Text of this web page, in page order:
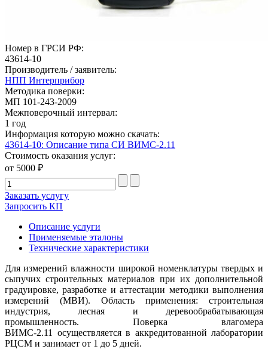
Номер в ГРСИ РФ:
43614-10
Производитель / заявитель:
НПП Интерприбор
Методика поверки:
МП 101-243-2009
Межповерочный интервал:
1 год
Информация которую можно скачать:
43614-10: Описание типа СИ ВИМС-2.11
Стоимость оказания услуг:
от 5000 ₽
Заказать услугу
Запросить КП
Описание услуги
Применяемые эталоны
Технические характеристики
Для измерений влажности широкой номенклатуры твердых и
сыпучих строительных материалов при их дополнительной
градуировке, разработке и аттестации методики выполнения
измерений (МВИ). Область применения: строительная
индустрия, лесная и деревообрабатывающая
промышленность. Поверка влагомера
ВИМС-2.11 осуществляется в аккредитованной лаборатории
РЦСМ и занимает от 1 до 5 дней.